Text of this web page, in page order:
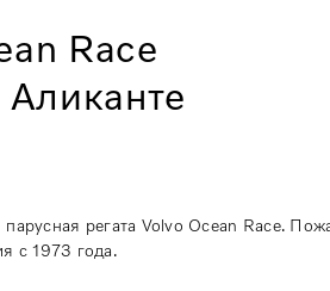
Race
Аликанте
регата Volvo Ocean Race.
с 1973 года.